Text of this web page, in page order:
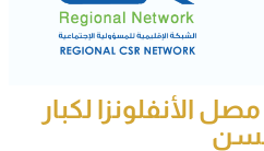
الأنفلونزا لكبار